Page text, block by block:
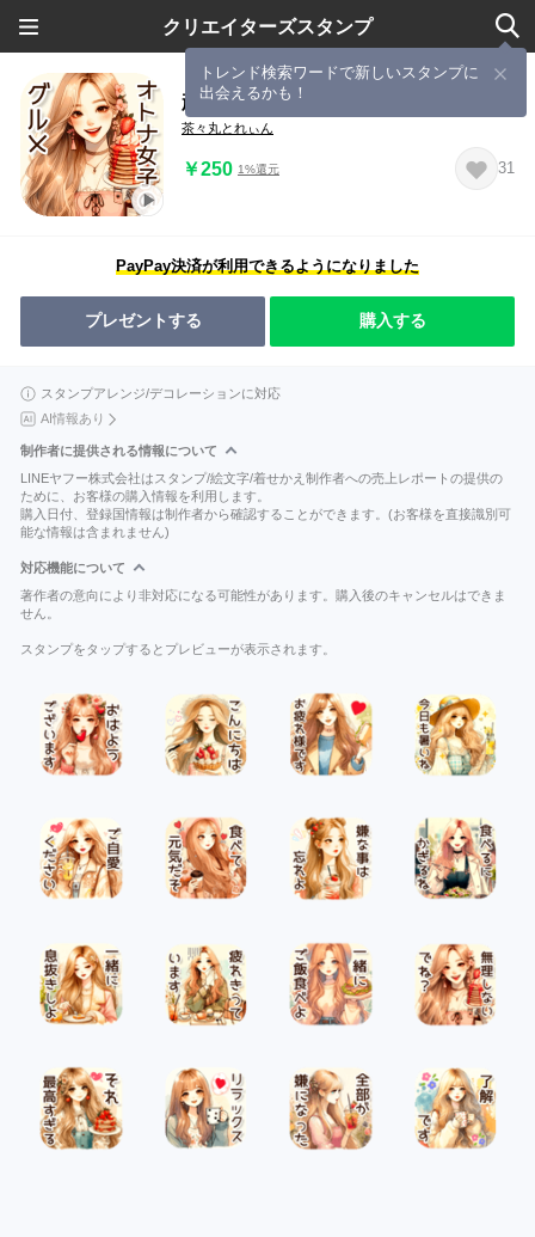
クリエイターズスタンプ
トレンド検索ワードで新しいスタンプに
出会えるかも！
頑張るオトナ女子のグルメ♡
茶々丸とれぃん
￥250 1%還元 31
PayPay決済が利用できるようになりました
プレゼントする 購入する
スタンプアレンジ/デコレーションに対応
AI情報あり
制作者に提供される情報について
LINEヤフー株式会社はスタンプ/絵文字/着せかえ制作者への売上レポートの提供の
ために、お客様の購入情報を利用します。
購入日付、登録国情報は制作者から確認することができます。(お客様を直接識別可
能な情報は含まれません)
対応機能について
著作者の意向により非対応になる可能性があります。購入後のキャンセルはできま
せん。
スタンプをタップするとプレビューが表示されます。